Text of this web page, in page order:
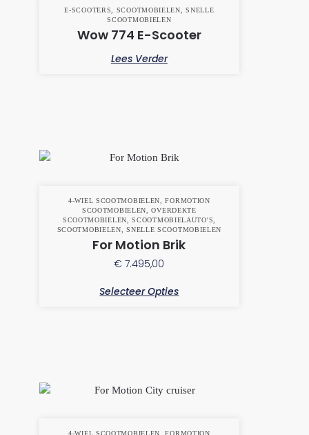
E-SCOOTERS SCOOTMOBIELEN ,SNELLE
SCOOTMOBIELEN
Wow 774 E-Scooter
Lees Verder
4-WIEL SCOOTMOBIELEN ,FORMOTION
SCOOTMOBIELEN ,OVERDEKTE
SCOOTMOBIELEN ,SCOOTMOBIELAUTO'S
SCOOTMOBIELEN ,SNELLE SCOOTMOBIELEN
For Motion Brik
€ 7.495,00
Selecteer Opties
4-WIEL SCOOTMOBIELEN ,FORMOTION